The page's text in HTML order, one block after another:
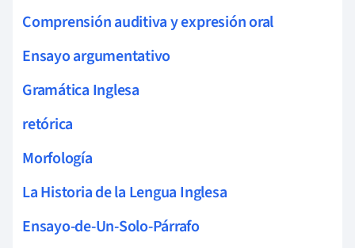
Comprensión auditiva y expresión oral
Ensayo argumentativo
Gramática Inglesa
retórica
Morfología
La Historia de la Lengua Inglesa
Ensayo-de-Un-Solo-Párrafo